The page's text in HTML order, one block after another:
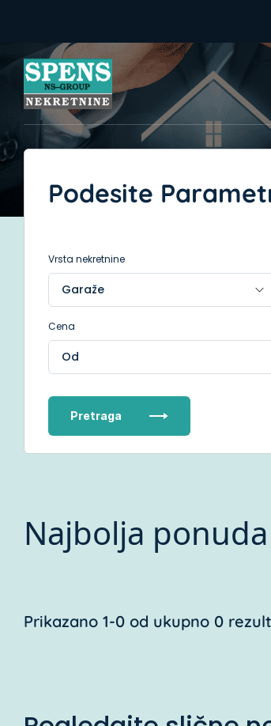
Podesite
Vrsta nekretnine
Cena
Pretraga
Najbolja
Prikazano 1-0 od ukupno 0